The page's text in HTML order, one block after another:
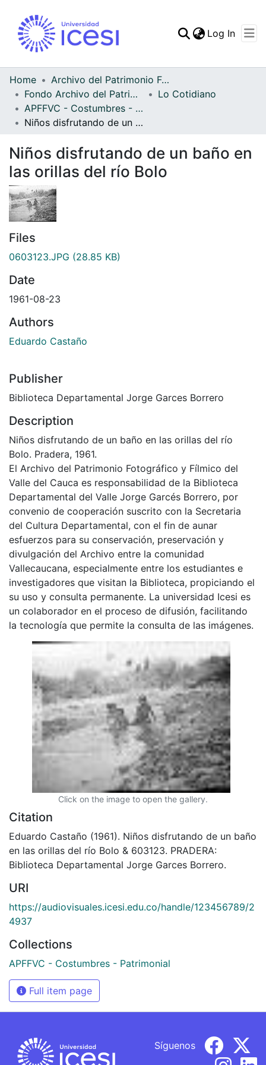
Statistics
Log In
Home
Archivo del Patrimonio Fotográfico y Fílmico del Valle del Cauca
Fondo Archivo del Patrimonio Fotográfico y Fílmico del Valle del Cauca
Lo Cotidiano
APFFVC - Costumbres - Patrimonial
Niños disfrutando de un baño en las orillas del río Bolo
Niños disfrutando de un baño en
las orillas del río Bolo
Files
0603123.JPG (28.85 KB)
Date
1961-08-23
Authors
Eduardo Castaño
Publisher
Biblioteca Departamental Jorge Garces Borrero
Description
Niños disfrutando de un baño en las orillas del río
Bolo. Pradera, 1961.
El Archivo del Patrimonio Fotográfico y Fílmico del
Valle del Cauca es responsabilidad de la Biblioteca
Departamental del Valle Jorge Garcés Borrero, por
convenio de cooperación suscrito con la Secretaria
del Cultura Departamental, con el fin de aunar
esfuerzos para su conservación, preservación y
divulgación del Archivo entre la comunidad
Vallecaucana, especialmente entre los estudiantes e
investigadores que visitan la Biblioteca, propiciando el
su uso y consulta permanente. La universidad Icesi es
un colaborador en el proceso de difusión, facilitando
la tecnología que permite la consulta de las imágenes.
Click on the image to open the gallery.
Citation
Eduardo Castaño (1961). Niños disfrutando de un baño
en las orillas del río Bolo & 603123. PRADERA:
Biblioteca Departamental Jorge Garces Borrero.
URI
https://audiovisuales.icesi.edu.co/handle/123456789/2
4937
Collections
APFFVC - Costumbres - Patrimonial
Full item page
Síguenos